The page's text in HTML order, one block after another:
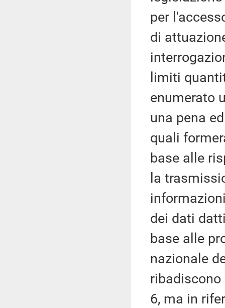
per
di
limiti
enumerato
una pena
quali
base alle
la
dei dati
base alle
nazionale
ribadiscono
6, ma in